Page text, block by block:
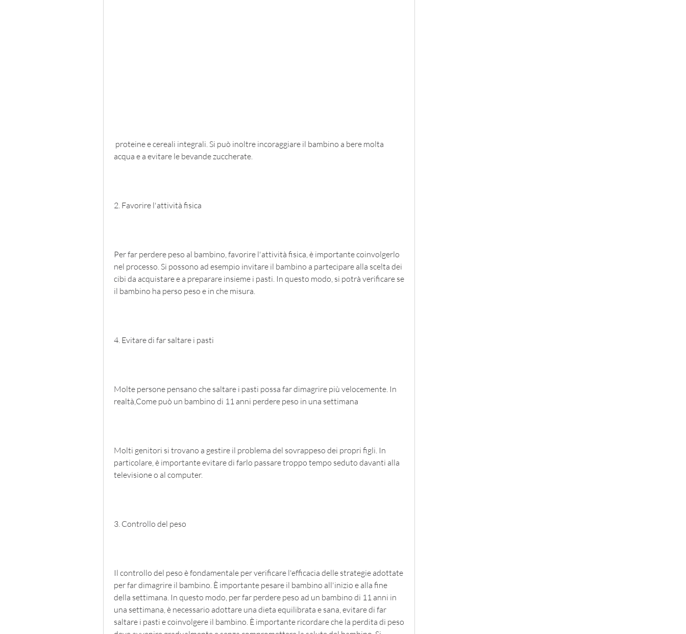
acqua e a evitare le bevande zuccherate.
2. Favorire l'attività fisica
Per far perdere peso al bambino, favorire l'attività fisica, è importante coinvolgerlo
nel processo. Si possono ad esempio invitare il bambino a partecipare alla scelta dei
cibi da acquistare e a preparare insieme i pasti. In questo modo, si potrà verificare se
il bambino ha perso peso e in che misura.
4. Evitare di far saltare i pasti
Molte persone pensano che saltare i pasti possa far dimagrire più velocemente. In
realtà,Come può un bambino di 11 anni perdere peso in una settimana
Molti genitori si trovano a gestire il problema del sovrappeso dei propri figli. In
particolare, è importante evitare di farlo passare troppo tempo seduto davanti alla
televisione o al computer.
3. Controllo del peso
Il controllo del peso è fondamentale per verificare l'efficacia delle strategie adottate
per far dimagrire il bambino. È importante pesare il bambino all'inizio e alla fine
della settimana. In questo modo, per far perdere peso ad un bambino di 11 anni in
una settimana, è necessario adottare una dieta equilibrata e sana, evitare di far
saltare i pasti e coinvolgere il bambino. È importante ricordare che la perdita di peso